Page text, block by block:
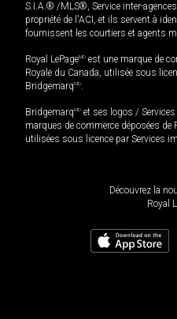
S.I.A.® /MLS®, Service inter-
propriété de l'ACI, et ils servent à
fournissent les courtiers et agents
Royal LePageMD est une marque de
Royale du Canada, utilisée sous
BridgemarqMD.
BridgemarqMD et ses logos /
marques de commerce déposées
utilisées sous licence par Services
Découvrez la
Royal